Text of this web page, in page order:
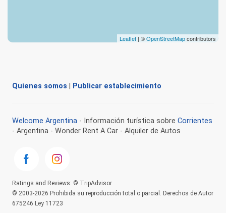
Leaflet | ©OpenStreetMapcontributors
Quienes somos Publicar establecimiento
Welcome Argentina - Información turística sobre Corrientes
- Argentina - Wonder Rent A Car - Alquiler de Autos
Ratings and Reviews: © TripAdvisor
© 2003-2026 Prohibida su reproducción total o parcial. Derechos de Autor
675246 Ley 11723